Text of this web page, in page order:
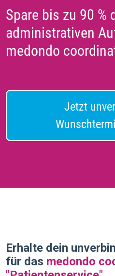
Spare bis zu 90 %
administrativen
medondo
Jetzt